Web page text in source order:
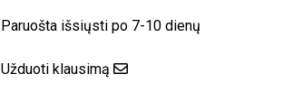
Paruošta išsiųsti po 7-10 dienų
Užduoti klausimą